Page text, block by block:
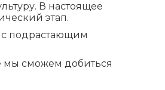
В настоящее
этап.
подрастающим
мы сможем добиться